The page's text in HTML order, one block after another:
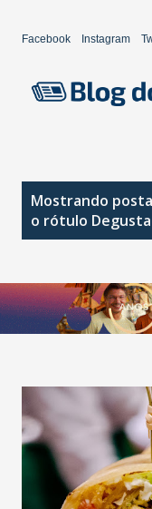
Facebook Instagram
a
g
e
Mostrando
o rótulo